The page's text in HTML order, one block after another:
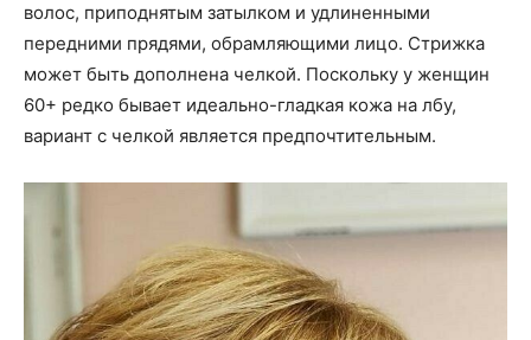
волос, приподнятым затылком и удлиненными
передними прядями, обрамляющими лицо. Стрижка
может быть дополнена челкой. Поскольку у женщин
60+ редко бывает идеально-гладкая кожа на лбу,
вариант с челкой является предпочтительным.